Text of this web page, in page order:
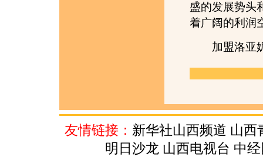
盛的发展势头
着广阔的利润
加盟洛亚妮
友情链接： 新华社山西频道 山
明日沙龙 山西电视台 中